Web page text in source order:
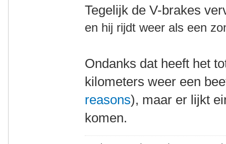
Tegelijk de V-brakes
en hij rijdt weer als een
Ondanks dat heeft het
kilometers weer een
reasons), maar er lijkt
komen.